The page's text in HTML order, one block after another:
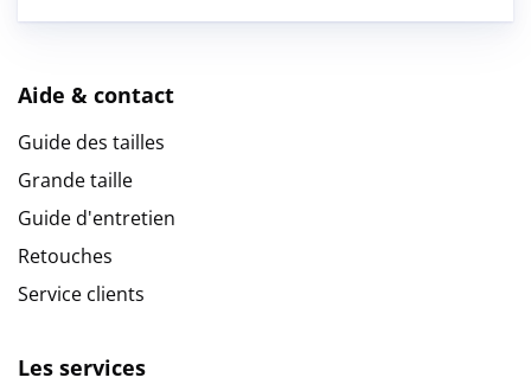
Aide & contact
Guide des tailles
Grande taille
Guide d'entretien
Retouches
Service clients
Les services